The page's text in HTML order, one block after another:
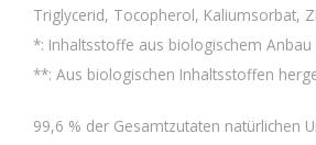
Triglycerid, Tocopherol, Kaliumsorbat,
*: Inhaltsstoffe aus biologischem Anbau
**: Aus biologischen Inhaltsstoffen
99,6 % der Gesamtzutaten natürlichen